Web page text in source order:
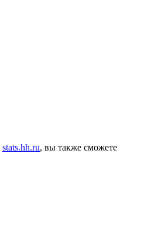
stats.hh.ru, вы также сможете